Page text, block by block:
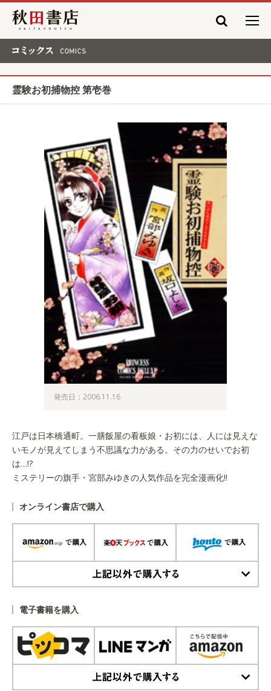
秋田書店
霊験お初捕物控 第壱巻
発売日：2006.11.16
江戸は日本橋通町。一膳飯屋の看板娘・お初には、人には見えな
いモノが見えてしまう不思議な力がある。その力のせいでお初
は…!?
ミステリーの旗手・宮部みゆきの人気作品を完全漫画化!!
オンライン書店で購入
電子書籍を購入